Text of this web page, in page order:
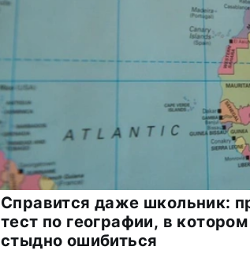
Справится даже школьник:
тест по географии, в
стыдно ошибиться